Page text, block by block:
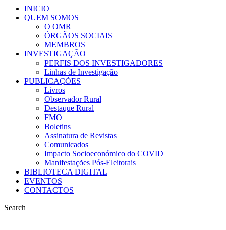
INICIO
QUEM SOMOS
O OMR
ÓRGÃOS SOCIAIS
MEMBROS
INVESTIGAÇÃO
PERFIS DOS INVESTIGADORES
Linhas de Investigação
PUBLICAÇÕES
Livros
Observador Rural
Destaque Rural
FMO
Boletins
Assinatura de Revistas
Comunicados
Impacto Socioeconómico do COVID
Manifestações Pós-Eleitorais
BIBLIOTECA DIGITAL
EVENTOS
CONTACTOS
Search